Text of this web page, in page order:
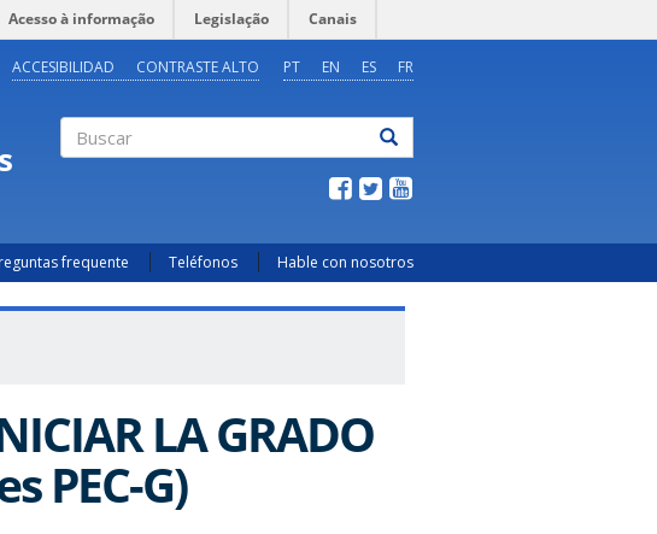
Acesso à informação Legislação Canais
PT EN ES FR
ACCESIBILIDAD CONTRASTE ALTO
frequente Teléfonos Hable con nosotros
LA GRADO
PEC-G)